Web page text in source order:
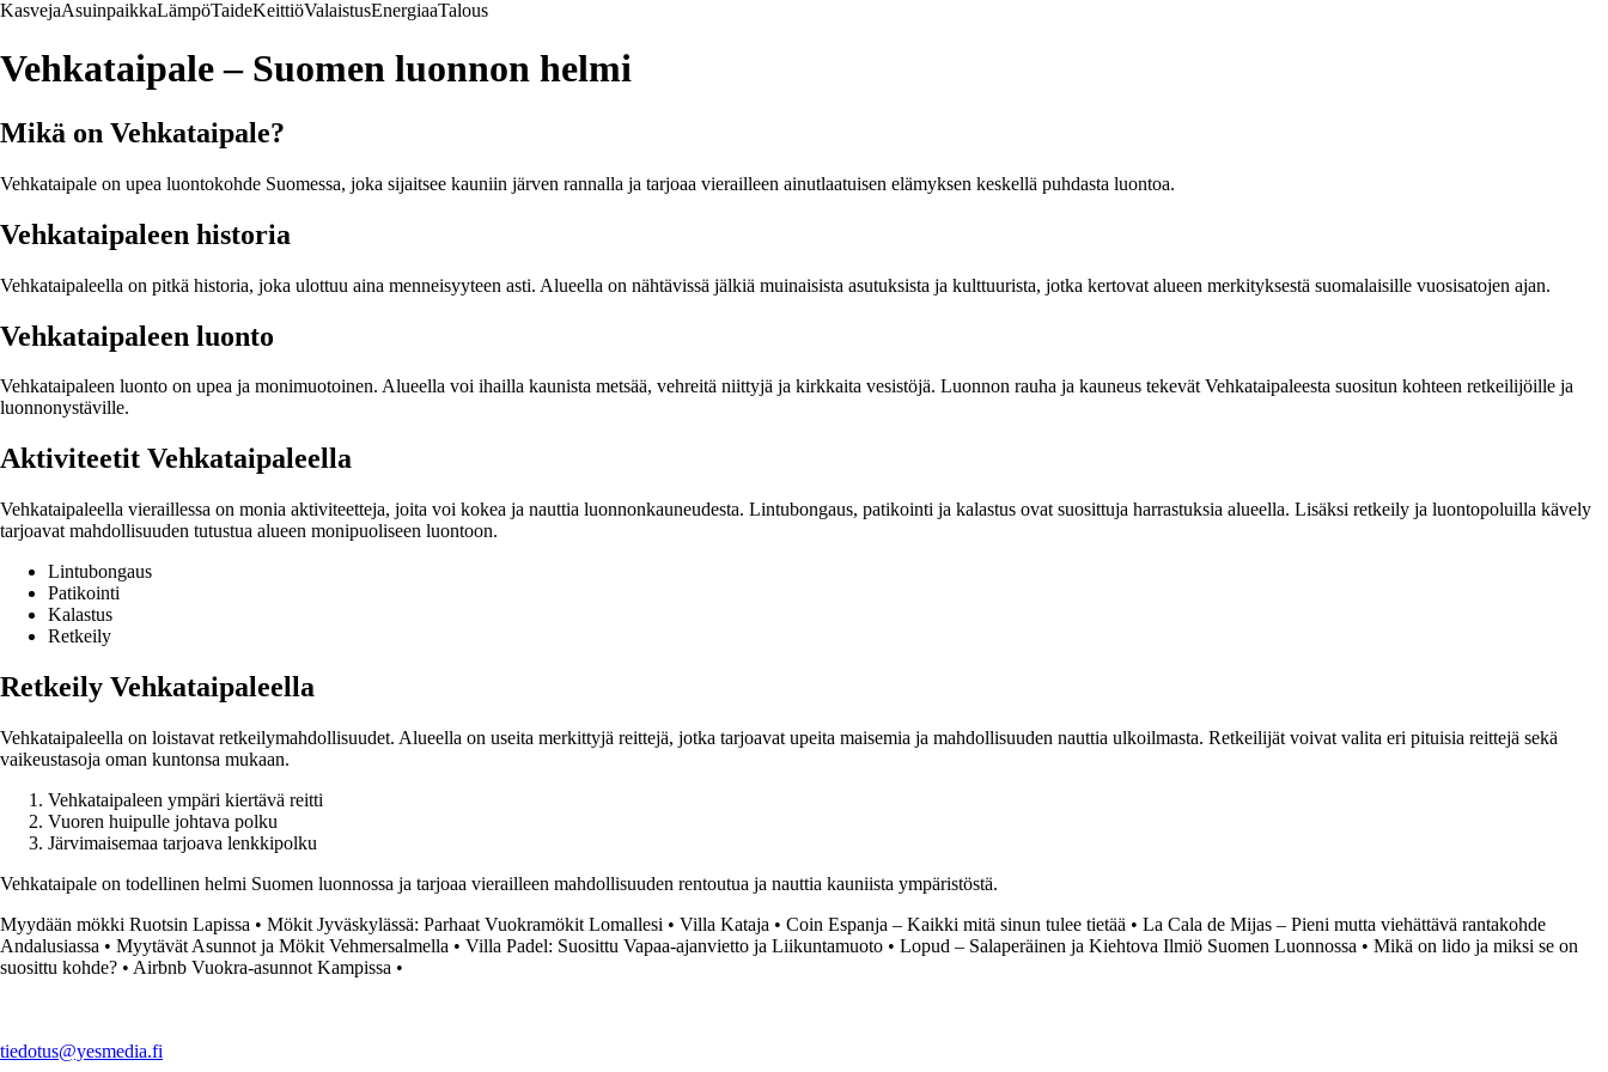
KasvejaAsuinpaikkaLämpöTaideKeittiöValaistusEnergiaaTalous
Vehkataipale – Suomen luonnon helmi
Mikä on Vehkataipale?
Vehkataipale on upea luontokohde Suomessa, joka sijaitsee kauniin järven rannalla ja tarjoaa vierailleen ainutlaatuisen elämyksen keskellä puhdasta luontoa.
Vehkataipaleen historia
Vehkataipaleella on pitkä historia, joka ulottuu aina menneisyyteen asti. Alueella on nähtävissä jälkiä muinaisista asutuksista ja kulttuurista, jotka kertovat alueen merkityksestä suomalaisille vuosisatojen ajan.
Vehkataipaleen luonto
Vehkataipaleen luonto on upea ja monimuotoinen. Alueella voi ihailla kaunista metsää, vehreitä niittyjä ja kirkkaita vesistöjä. Luonnon rauha ja kauneus tekevät Vehkataipaleesta suositun kohteen retkeilijöille ja
luonnonystäville.
Aktiviteetit Vehkataipaleella
Vehkataipaleella vieraillessa on monia aktiviteetteja, joita voi kokea ja nauttia luonnonkauneudesta. Lintubongaus, patikointi ja kalastus ovat suosittuja harrastuksia alueella. Lisäksi retkeily ja luontopoluilla kävely
tarjoavat mahdollisuuden tutustua alueen monipuoliseen luontoon.
Lintubongaus
Patikointi
Kalastus
Retkeily
Retkeily Vehkataipaleella
Vehkataipaleella on loistavat retkeilymahdollisuudet. Alueella on useita merkittyjä reittejä, jotka tarjoavat upeita maisemia ja mahdollisuuden nauttia ulkoilmasta. Retkeilijät voivat valita eri pituisia reittejä sekä
vaikeustasoja oman kuntonsa mukaan.
Vehkataipaleen ympäri kiertävä reitti
Vuoren huipulle johtava polku
Järvimaisemaa tarjoava lenkkipolku
Vehkataipale on todellinen helmi Suomen luonnossa ja tarjoaa vierailleen mahdollisuuden rentoutua ja nauttia kauniista ympäristöstä.
Myydään mökki Ruotsin Lapissa • Mökit Jyväskylässä: Parhaat Vuokramökit Lomallesi • Villa Kataja • Coin Espanja – Kaikki mitä sinun tulee tietää • La Cala de Mijas – Pieni mutta viehättävä rantakohde
Andalusiassa • Myytävät Asunnot ja Mökit Vehmersalmella • Villa Padel: Suosittu Vapaa-ajanvietto ja Liikuntamuoto • Lopud – Salaperäinen ja Kiehtova Ilmiö Suomen Luonnossa • Mikä on lido ja miksi se on
suosittu kohde? • Airbnb Vuokra-asunnot Kampissa •
tiedotus@yesmedia.fi